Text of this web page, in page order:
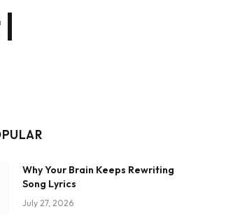
Why Your Brain Keeps Rewriting
Song Lyrics
July 27, 2026